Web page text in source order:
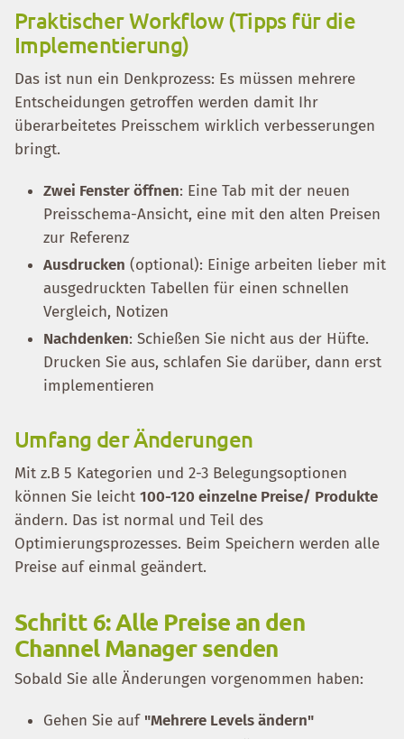
Praktischer Workflow (Tipps für die
Implementierung)
Das ist nun ein Denkprozess: Es müssen mehrere
Entscheidungen getroffen werden damit Ihr
überarbeitetes Preisschem wirklich verbesserungen
bringt.
Zwei Fenster öffnen: Eine Tab mit der neuen
Preisschema-Ansicht, eine mit den alten Preisen
zur Referenz
Ausdrucken (optional): Einige arbeiten lieber mit
ausgedruckten Tabellen für einen schnellen
Vergleich, Notizen
Nachdenken: Schießen Sie nicht aus der Hüfte.
Drucken Sie aus, schlafen Sie darüber, dann erst
implementieren
Umfang der Änderungen
Mit z.B 5 Kategorien und 2-3 Belegungsoptionen
können Sie leicht 100-120 einzelne Preise/ Produkte
ändern. Das ist normal und Teil des
Optimierungsprozesses. Beim Speichern werden alle
Preise auf einmal geändert.
Schritt 6: Alle Preise an den
Channel Manager senden
Sobald Sie alle Änderungen vorgenommen haben:
Gehen Sie auf "Mehrere Levels ändern"